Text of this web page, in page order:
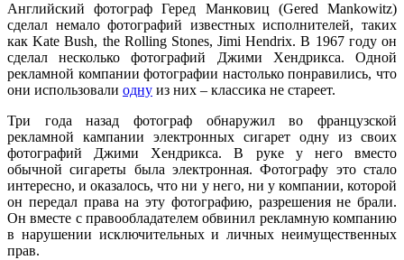
Английский фотограф Геред Манковиц (Gered Mankowitz)
сделал немало фотографий известных исполнителей, таких
как Kate Bush, the Rolling Stones, Jimi Hendrix. В 1967 году он
сделал несколько фотографий Джими Хендрикса. Одной
рекламной компании фотографии настолько понравились, что
они использовали одну из них – классика не стареет.
Три года назад фотограф обнаружил во французской
рекламной кампании электронных сигарет одну из своих
фотографий Джими Хендрикса. В руке у него вместо
обычной сигареты была электронная. Фотографу это стало
интересно, и оказалось, что ни у него, ни у компании, которой
он передал права на эту фотографию, разрешения не брали.
Он вместе с правообладателем обвинил рекламную компанию
в нарушении исключительных и личных неимущественных
прав.